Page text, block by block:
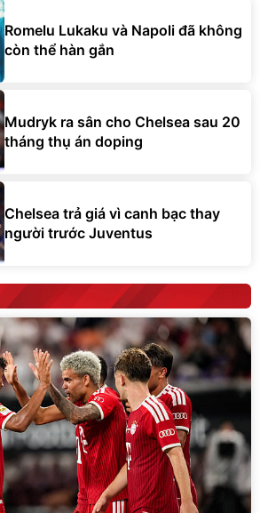
Romelu Lukaku và Napoli đã không
còn thể hàn gắn
Mudryk ra sân cho Chelsea sau 20
tháng thụ án doping
Chelsea trả giá vì canh bạc thay
người trước Juventus